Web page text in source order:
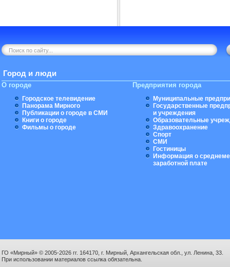
Город и люди
О городе
Городское телевидение
Панорама Мирного
Публикации о городе в СМИ
Книги о городе
Фильмы о городе
Предприятия города
Муниципальные
Государственные
и учреждения
Образовательные
Здравоохранение
Спорт
СМИ
Гостиницы
Информация о
заработной плате
ГО «Мирный» © 2005-2026 гг. 164170, г. Мирный, Архангельская обл., ул. Ленина, 33.
При использовании материалов ссылка обязательна.